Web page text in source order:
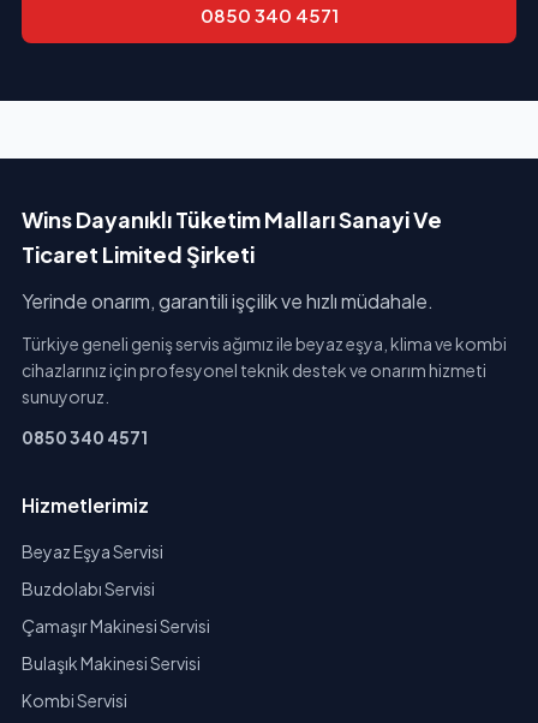
0850 340 4571
Wins Dayanıklı Tüketim Malları Sanayi Ve
Ticaret Limited Şirketi
Yerinde onarım, garantili işçilik ve hızlı müdahale.
Türkiye geneli geniş servis ağımız ile beyaz eşya, klima ve kombi
cihazlarınız için profesyonel teknik destek ve onarım hizmeti
sunuyoruz.
0850 340 4571
Hizmetlerimiz
Beyaz Eşya Servisi
Buzdolabı Servisi
Çamaşır Makinesi Servisi
Bulaşık Makinesi Servisi
Kombi Servisi